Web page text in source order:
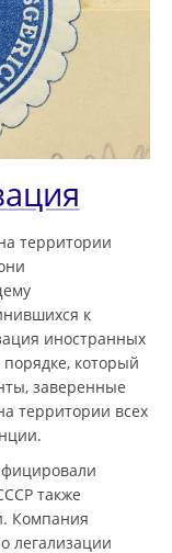
территории
к
иностранных
который
заверенные
территории всех
также
Компания
легализации